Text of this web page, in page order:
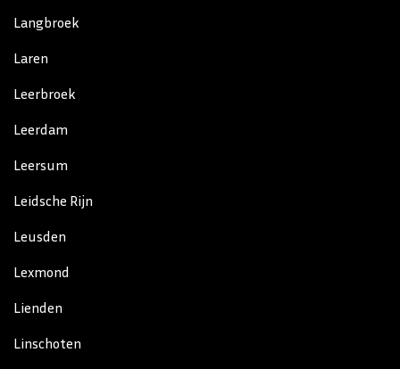
Langbroek
Laren
Leerbroek
Leerdam
Leersum
Leidsche Rijn
Leusden
Lexmond
Lienden
Linschoten